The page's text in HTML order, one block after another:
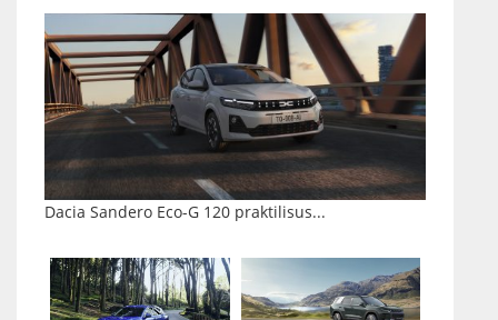
Dacia Sandero Eco-G 120 praktilisus...